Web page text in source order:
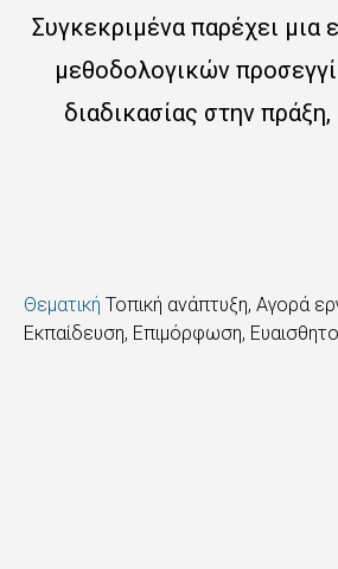
Συγκεκριμένα παρέχει
μεθοδολογικών
διαδικασίας στην
Θεματική Τοπική ανάπτυξη, Αγορά
Εκπαίδευση, Επιμόρφωση,